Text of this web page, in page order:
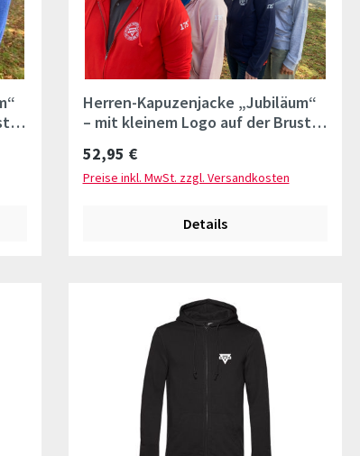
Herren-Kapuzenjacke „Jubiläum“
– mit kleinem Logo auf der Brust
Regulärer Preis:
52,95 €
Preise inkl. MwSt. zzgl. Versandkosten
Details